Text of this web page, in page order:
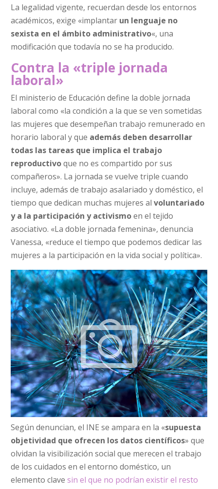
La legalidad vigente, recuerdan desde los entornos
académicos, exige «implantar un lenguaje no
sexista en el ámbito administrativo«, una
modificación que todavía no se ha producido.
Contra la «triple jornada
laboral»
El ministerio de Educación define la doble jornada
laboral como «la condición a la que se ven sometidas
las mujeres que desempeñan trabajo remunerado en
horario laboral y que además deben desarrollar
todas las tareas que implica el trabajo
reproductivoque no es compartido por sus
compañeros». La jornada se vuelve triple cuando
incluye, además de trabajo asalariado y doméstico, el
tiempo que dedican muchas mujeres alvoluntariado
y a la participación y activismoen el tejido
asociativo. «La doble jornada femenina», denuncia
Vanessa, «reduce el tiempo que podemos dedicar las
mujeres a la participación en la vida social y política».
Según denuncian, el INE se ampara en la «supuesta
objetividad que ofrecen los datos científicos» que
olvidan la visibilización social que merecen el trabajo
de los cuidados en el entorno doméstico, un
elemento clave sin el que no podrían existir el resto